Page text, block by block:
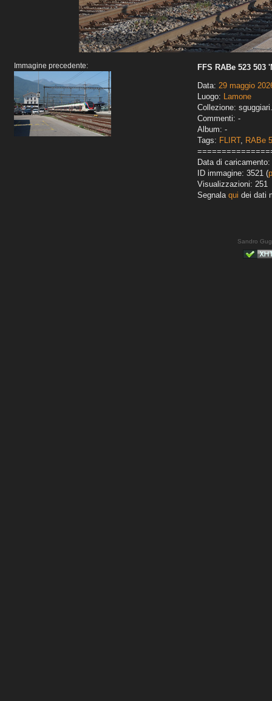
Immagine precedente:
FFS RABe 523 503
Data: 29 maggio
Luogo: Lamone
Collezione:
Commenti: -
Album: -
Tags: FLIRT, RABe
Data di
ID immagine: 3521 (
Visualizzazioni: 251
Segnala qui dei dati
Sandro